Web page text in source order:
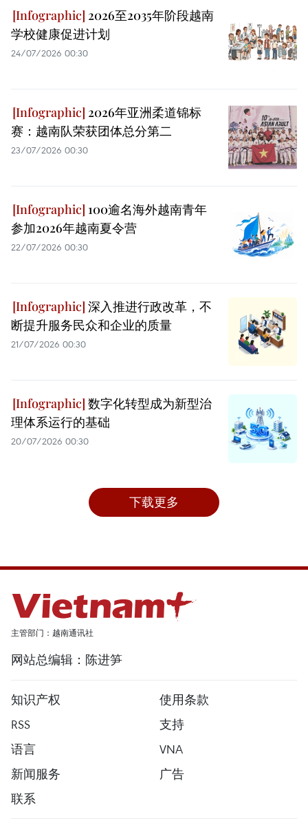
2026至2035年阶段越南
学校健康促进计划
24/07/2026 00:30
2026年亚洲柔道锦标
赛：越南队荣获团体总分第二
23/07/2026 00:30
100逾名海外越南青年
参加2026年越南夏令营
22/07/2026 00:30
深入推进行政改革，不
断提升服务民众和企业的质量
21/07/2026 00:30
数字化转型成为新型治
理体系运行的基础
20/07/2026 00:30
下载更多
主管部门：越南通讯社
网站总编辑：陈进笋
知识产权
使用条款
RSS
支持
语言
VNA
新闻服务
广告
联系